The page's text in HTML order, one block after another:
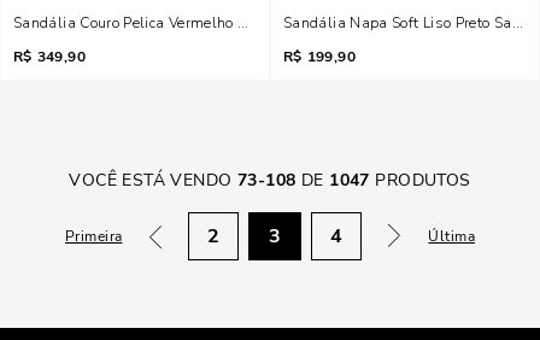
Sandália Couro Pelica Vermelho Salto Médio Nó
R$ 349,90
Sandália Napa Soft Liso Preto Salto
R$ 199,90
VOCÊ ESTÁ VENDO 73-108 DE 1047 PRODUTOS
Primeira 2 3 4 Última